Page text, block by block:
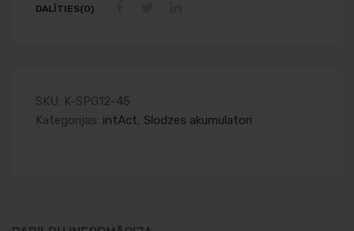
DALĪTIES(0)
SKU: K-SPG12-45
Kategorijas: intAct, Slodzes akumulatori